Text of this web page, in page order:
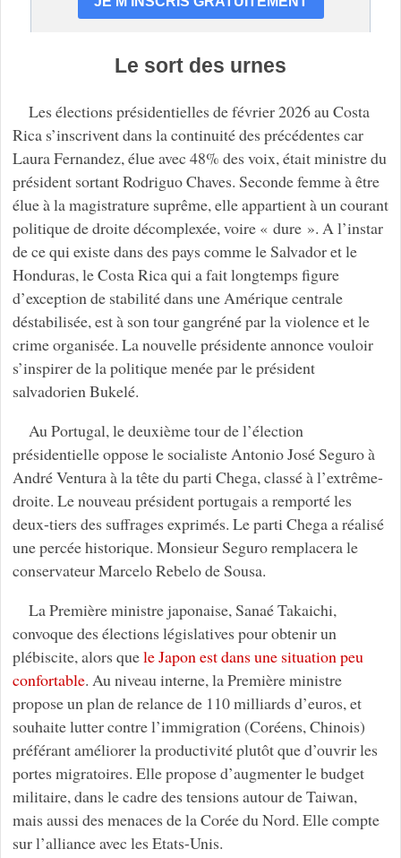
Le sort des urnes
Les élections présidentielles de février 2026 au Costa
Rica s’inscrivent dans la continuité des précédentes car
Laura Fernandez, élue avec 48% des voix, était ministre du
président sortant Rodriguo Chaves. Seconde femme à être
élue à la magistrature suprême, elle appartient à un courant
politique de droite décomplexée, voire « dure ». A l’instar
de ce qui existe dans des pays comme le Salvador et le
Honduras, le Costa Rica qui a fait longtemps figure
d’exception de stabilité dans une Amérique centrale
déstabilisée, est à son tour gangréné par la violence et le
crime organisée. La nouvelle présidente annonce vouloir
s’inspirer de la politique menée par le président
salvadorien Bukelé.
Au Portugal, le deuxième tour de l’élection
présidentielle oppose le socialiste Antonio José Seguro à
André Ventura à la tête du parti Chega, classé à l’extrême-
droite. Le nouveau président portugais a remporté les
deux-tiers des suffrages exprimés. Le parti Chega a réalisé
une percée historique. Monsieur Seguro remplacera le
conservateur Marcelo Rebelo de Sousa.
La Première ministre japonaise, Sanaé Takaichi,
convoque des élections législatives pour obtenir un
plébiscite, alors quele Japon est dans une situation peu
confortable. Au niveau interne, la Première ministre
propose un plan de relance de 110 milliards d’euros, et
souhaite lutter contre l’immigration (Coréens, Chinois)
préférant améliorer la productivité plutôt que d’ouvrir les
portes migratoires. Elle propose d’augmenter le budget
militaire, dans le cadre des tensions autour de Taiwan,
mais aussi des menaces de la Corée du Nord. Elle compte
sur l’alliance avec les Etats-Unis.